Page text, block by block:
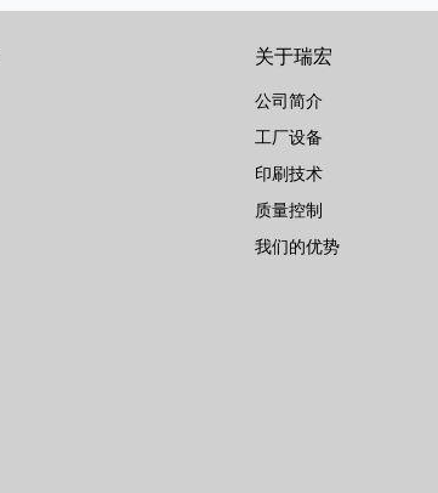
关于瑞宏
公司简介
工厂设备
印刷技术
质量控制
我们的优势